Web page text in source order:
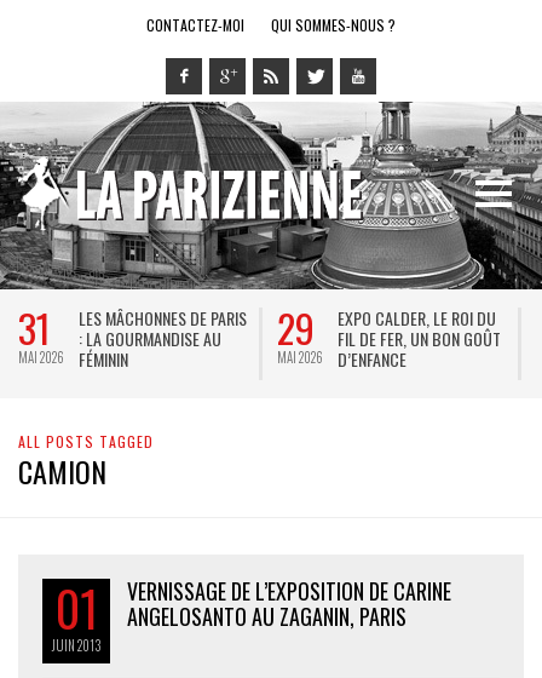
CONTACTEZ-MOI QUI SOMMES-NOUS ?
31
MAI 2026
LES MÂCHONNES DE PARIS
: LA GOURMANDISE AU
FÉMININ
29
MAI 2026
EXPO CALDER, LE ROI DU
FIL DE FER, UN BON GOÛT
D’ENFANCE
ALL POSTS TAGGED
CAMION
01
JUIN2013
VERNISSAGE DE L’EXPOSITION DE CARINE
ANGELOSANTO AU ZAGANIN, PARIS